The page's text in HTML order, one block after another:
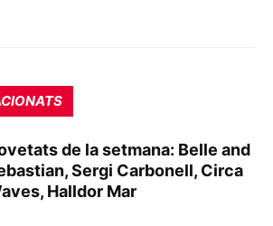
de la setmana: Belle and
Sergi Carbonell, Circa
Halldor Mar